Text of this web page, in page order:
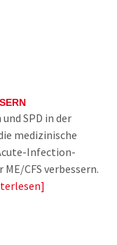
SPD in der
medizinische
Infection-
CFS verbessern.